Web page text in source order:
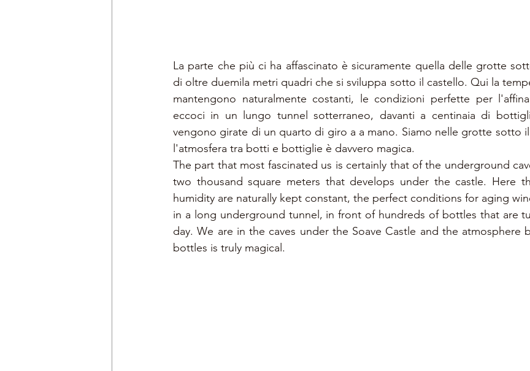
La parte che più ci ha affascinato è sicuramente quella delle grotte
di oltre duemila metri quadri che si sviluppa sotto il castello. Qui la
mantengono naturalmente costanti, le condizioni perfette per
eccoci in un lungo tunnel sotterraneo, davanti a centinaia di
vengono girate di un quarto di giro a a mano. Siamo nelle grotte sotto
l'atmosfera tra botti e bottiglie è davvero magica.
The part that most fascinated us is certainly that of the underground
two thousand square meters that develops under the castle. Here
humidity are naturally kept constant, the perfect conditions for aging
in a long underground tunnel, in front of hundreds of bottles that are
day. We are in the caves under the Soave Castle and the atmosphere
bottles is truly magical.